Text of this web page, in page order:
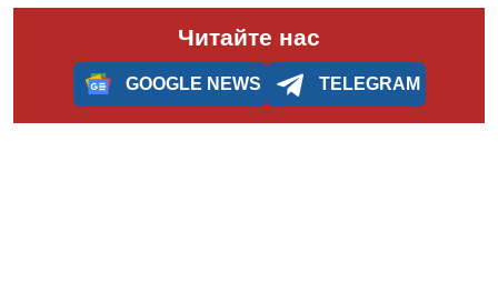
Читайте нас
GOOGLE NEWS TELEGRAM